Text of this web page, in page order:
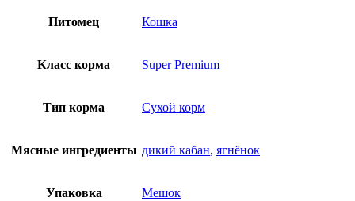
Питомец Кошка
Класс корма Super Premium
Тип корма Сухой корм
Мясные ингредиенты дикий кабан, ягнёнок
Упаковка Мешок